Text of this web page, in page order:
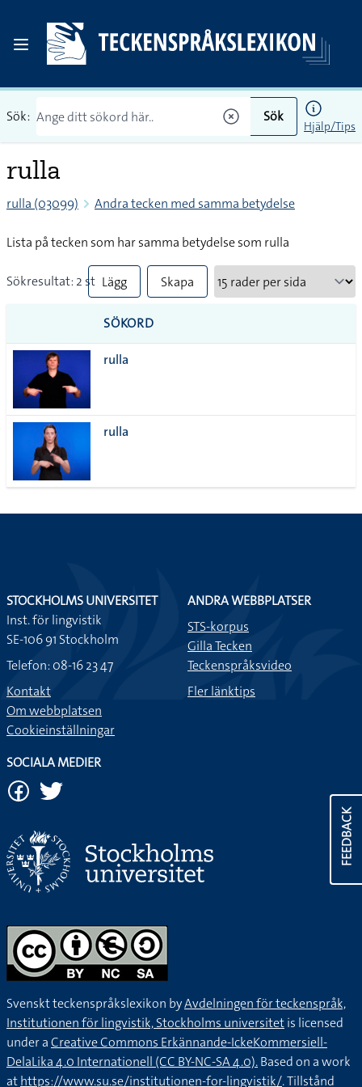
Sök: Sök
Hjälp/Tips
rulla
rulla (03099) Andra tecken med samma betydelse
Lista på tecken som har samma betydelse som rulla
Sökresultat: 2 st Lägg
till
alla i
Skapa
SÖKORD
rulla
rulla
FEEDBACK
STOCKHOLMS UNIVERSITET
Inst. för lingvistik
SE-106 91 Stockholm
Telefon: 08-16 23 47
Kontakt
Om webbplatsen
Cookieinställningar
ANDRA WEBBPLATSER
STS-korpus
Gilla Tecken
Teckenspråksvideo
Fler länktips
SOCIALA MEDIER
Svenskt teckenspråkslexikon byAvdelningen för teckenspråk,
Institutionen för lingvistik, Stockholms universitetis licensed
under aCreative Commons Erkännande-IckeKommersiell-
DelaLika 4.0 Internationell (CC BY-NC-SA 4.0).Based on a work
athttps://www.su.se/institutionen-for-lingvistik/. Tillstånd